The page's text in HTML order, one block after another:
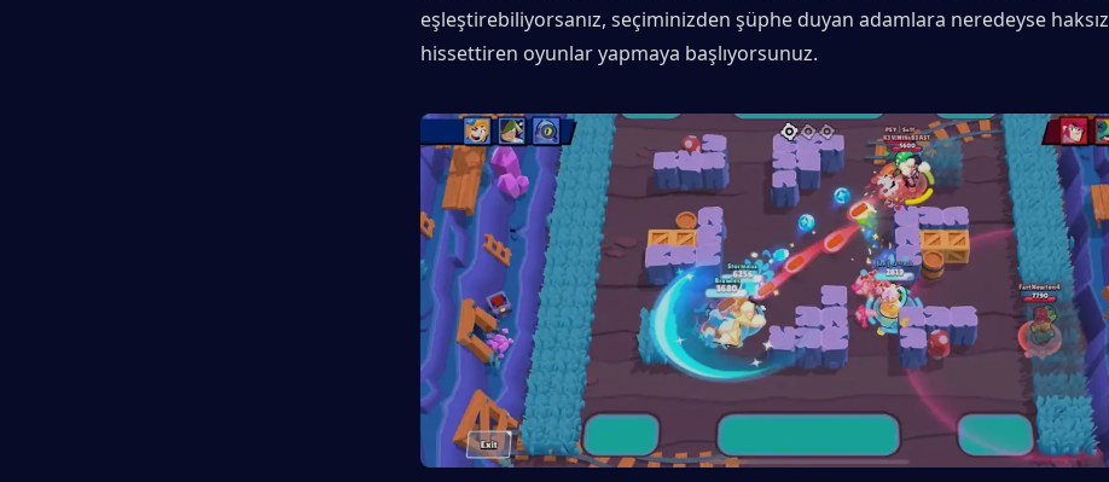
eşleştirebiliyorsanız, seçiminizden şüphe duyan adamlara neredeyse haksız
hissettiren oyunlar yapmaya başlıyorsunuz.